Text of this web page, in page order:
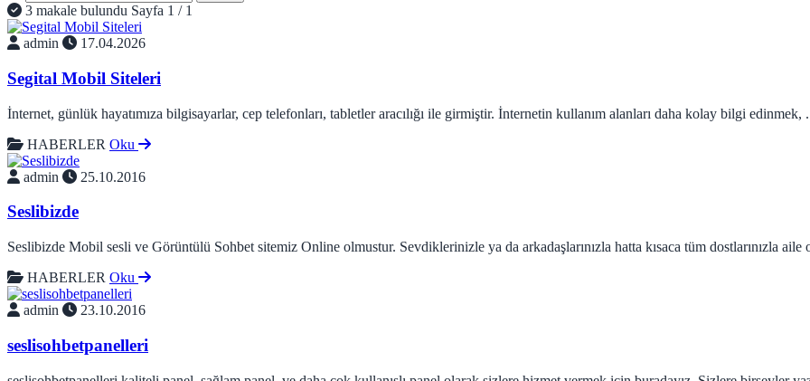
3 makale bulundu Sayfa 1 / 1
admin 17.04.2026
Segital Mobil Siteleri
İnternet, günlük hayatımıza bilgisayarlar, cep telefonları, tabletler aracılığı ile girmiştir. İnternetin kullanım alanları daha kolay bilgi edinmek,
HABERLER Oku
admin 25.10.2016
Seslibizde
Seslibizde Mobil sesli ve Görüntülü Sohbet sitemiz Online olmustur. Sevdiklerinizle ya da arkadaşlarınızla hatta kısaca tüm dostlarınızla aile
HABERLER Oku
admin 23.10.2016
seslisohbetpanelleri